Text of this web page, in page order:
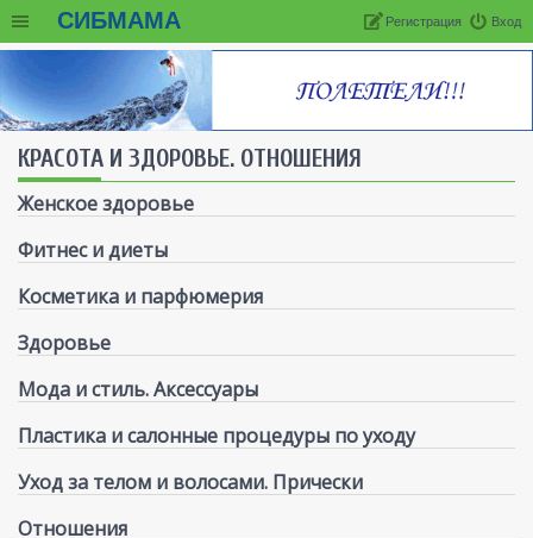
СИБМАМА Вход
Регистрация
КРАСОТА И ЗДОРОВЬЕ. ОТНОШЕНИЯ
Женское здоровье
Фитнес и диеты
Косметика и парфюмерия
Здоровье
Мода и стиль. Аксессуары
Пластика и салонные процедуры по уходу
Уход за телом и волосами. Прически
Отношения